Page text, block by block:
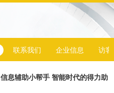
联系我们 企业信息 访客
信息辅助小帮手 智能时代的得力助